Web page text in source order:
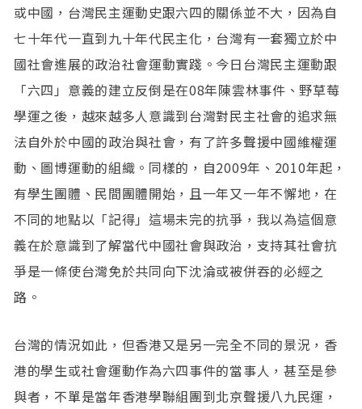
或中國，台灣民主運動史跟六四的關係並不大，因為自
七十年代一直到九十年代民主化，台灣有一套獨立於中
國社會進展的政治社會運動實踐。今日台灣民主運動跟
「六四」意義的建立反倒是在08年陳雲林事件、野草莓
學運之後，越來越多人意識到台灣對民主社會的追求無
法自外於中國的政治與社會，有了許多聲援中國維權運
動、圖博運動的組織。同樣的，自2009年、2010年起，
有學生團體、民間團體開始，且一年又一年不懈地，在
不同的地點以「記得」這場未完的抗爭，我以為這個意
義在於意識到了解當代中國社會與政治，支持其社會抗
爭是一條使台灣免於共同向下沈淪或被併吞的必經之
路。
台灣的情況如此，但香港又是另一完全不同的景況，香
港的學生或社會運動作為六四事件的當事人，甚至是參
與者，不單是當年香港學聯組團到北京聲援八九民運，